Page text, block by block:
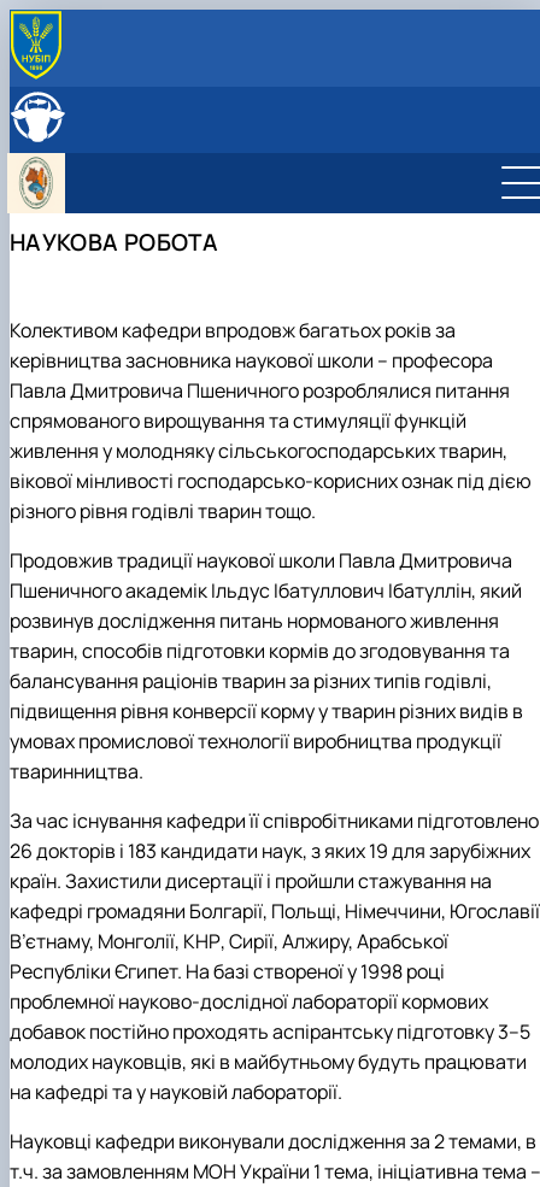
ПРО КАФЕДРУ
Фотогалерея
Робочі програми
Наукові гуртки
Стажування в Чеській республіці
НАУКОВА РОБОТА
Колективом кафедри впродовж багатьох років за
керівництва засновника наукової школи – професора
Павла Дмитровича Пшеничного розроблялися питання
спрямованого вирощування та стимуляції функцій
живлення у молодняку сільськогосподарських тварин,
вікової мінливості господарсько-корисних ознак під дією
різного рівня годівлі тварин тощо.
Продовжив традиції наукової школи Павла Дмитровича
Пшеничного академік Ільдус Ібатуллович Ібатуллін, який
розвинув дослідження питань нормованого живлення
тварин, способів підготовки кормів до згодовування та
балансування раціонів тварин за різних типів годівлі,
підвищення рівня конверсії корму у тварин різних видів в
умовах промислової технології виробництва продукції
тваринництва.
За час існування кафедри її співробітниками
26 докторів і 183 кандидати наук, з яких 19 для зарубіжних
країн. Захистили дисертації і пройшли стажування на
кафедрі громадяни Болгарії, Польщі, Німеччини,
В’єтнаму, Монголії, КНР, Сирії, Алжиру, Арабської
Республіки Єгипет. На базі створеної у 1998 році
проблемної науково-дослідної лабораторії кормових
добавок постійно проходять аспірантську підготовку 3–5
молодих науковців, які в майбутньому будуть працювати
на кафедрі та у науковій лабораторії.
Науковці кафедри виконували дослідження за 2 темами, в
т.ч. за замовленням МОН України 1 тема, ініціативна тема –